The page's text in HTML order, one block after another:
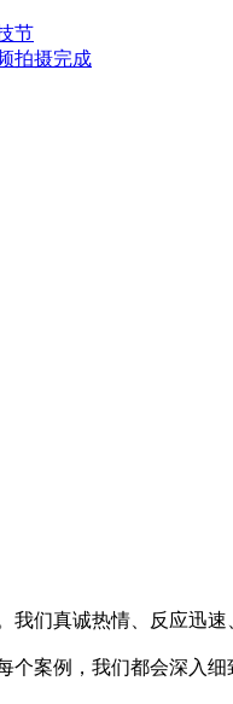
节
拍摄完成
真诚热情、反应迅速
个案例，我们都会深入